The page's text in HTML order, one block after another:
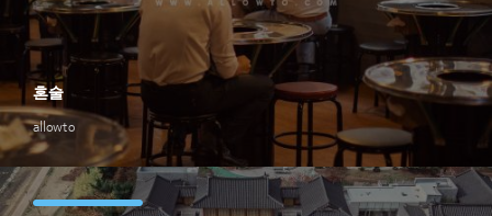
allowto
혼술